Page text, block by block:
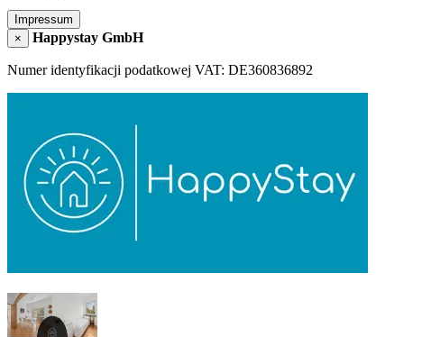
Impressum
×
Happystay GmbH
Numer identyfikacji podatkowej VAT: DE360836892